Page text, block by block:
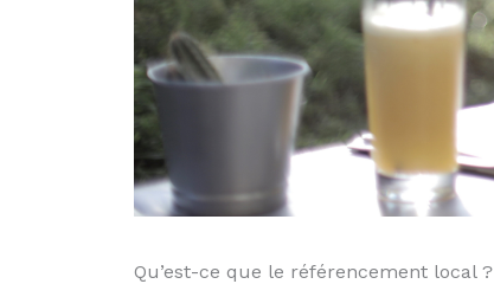
Qu’est-ce que le référencement local ?